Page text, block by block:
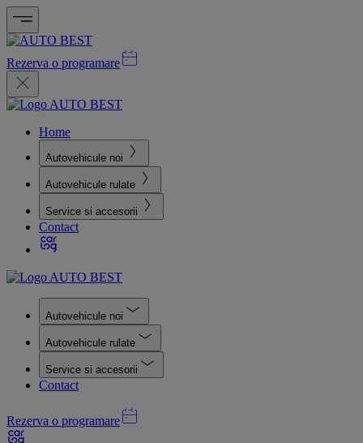
Rezerva o programare
Home
Autovehicule noi
Autovehicule rulate
Service si accesorii
Contact
Autovehicule noi
Autovehicule rulate
Service si accesorii
Contact
Rezerva o programare